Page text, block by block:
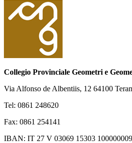
Collegio Provinciale Geometri e
Via Alfonso de Albentiis, 12 64100
Tel: 0861 248620
Fax: 0861 254141
IBAN: IT 27 V 03069 15303